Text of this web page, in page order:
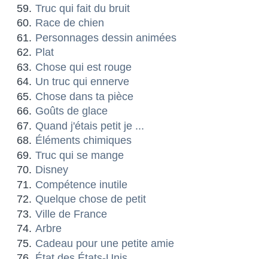
Truc qui fait du bruit
Race de chien
Personnages dessin animées
Plat
Chose qui est rouge
Un truc qui ennerve
Chose dans ta pièce
Goûts de glace
Quand j'étais petit je ...
Éléments chimiques
Truc qui se mange
Disney
Compétence inutile
Quelque chose de petit
Ville de France
Arbre
Cadeau pour une petite amie